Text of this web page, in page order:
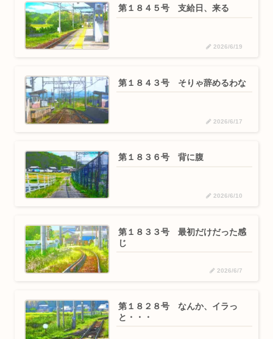
第１８４５号 支給日、来る
2026/6/19
第１８４３号 そりゃ辞めるわな
2026/6/17
第１８３６号 背に腹
2026/6/10
第１８３３号 最初だけだった感
じ
2026/6/7
第１８２８号 なんか、イラっ
と・・・